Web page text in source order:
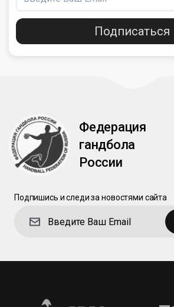
Подписаться
Федерация
гандбола
России
Подпишись и следи за новостями сайта